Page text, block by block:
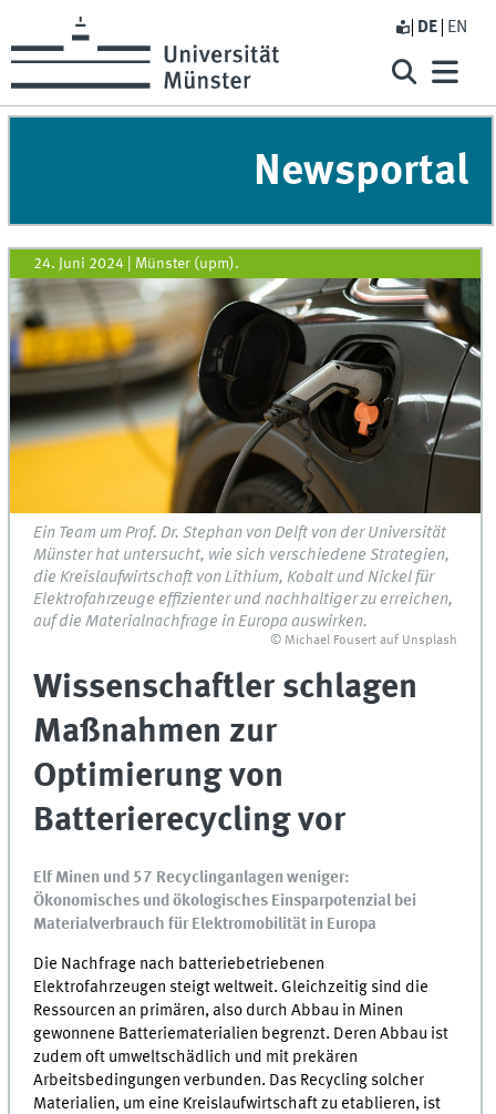
DE EN
Newsportal
24. Juni 2024 Münster (upm).
Ein Team um Prof. Dr. Stephan von Delft von der Universität
Münster hat untersucht, wie sich verschiedene Strategien,
die Kreislaufwirtschaft von Lithium, Kobalt und Nickel für
Elektrofahrzeuge effizienter und nachhaltiger zu erreichen,
auf die Materialnachfrage in Europa auswirken.
© Michael Fousert auf Unsplash
Wissenschaftler schlagen
Maßnahmen zur
Optimierung von
Batterierecycling vor
Elf Minen und 57 Recyclinganlagen weniger:
Ökonomisches und ökologisches Einsparpotenzial bei
Materialverbrauch für Elektromobilität in Europa
Die Nachfrage nach batteriebetriebenen
Elektrofahrzeugen steigt weltweit. Gleichzeitig sind die
Ressourcen an primären, also durch Abbau in Minen
gewonnene Batteriematerialien begrenzt. Deren Abbau ist
zudem oft umweltschädlich und mit prekären
Arbeitsbedingungen verbunden. Das Recycling solcher
Materialien, um eine Kreislaufwirtschaft zu etablieren, ist